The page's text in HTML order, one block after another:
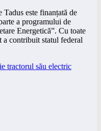
este finanțată de
a programului de
Energetică”. Cu toate
a contribuit statul federal